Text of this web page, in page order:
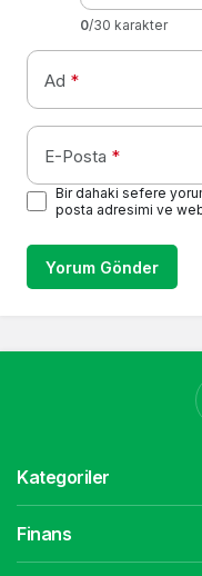
0/30 karakter
Ad *
E-Posta *
Bir dahaki sefere
posta adresimi ve
Yorum Gönder
Kategoriler
Finans